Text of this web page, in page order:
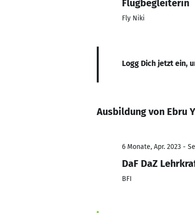
Flugbegleiterin
Fly Niki
Logg Dich jetzt ein,
Ausbildung von Ebru
6 Monate, Apr. 2023 -
DaF DaZ
BFI